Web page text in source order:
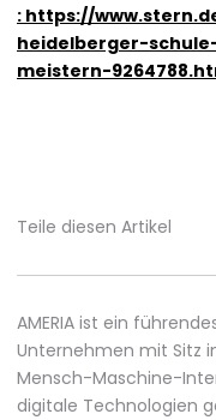
: https://
heidelberger-
meistern-
Teile diesen Artikel
AMERIA ist ein
Unternehmen mit Sitz
Mensch-Maschine-
digitale Technologien